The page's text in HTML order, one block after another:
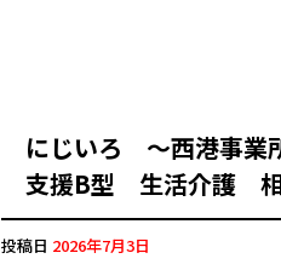
にじいろ ～西港事
支援B型 生活介護 相
投稿日 2026年7月3日